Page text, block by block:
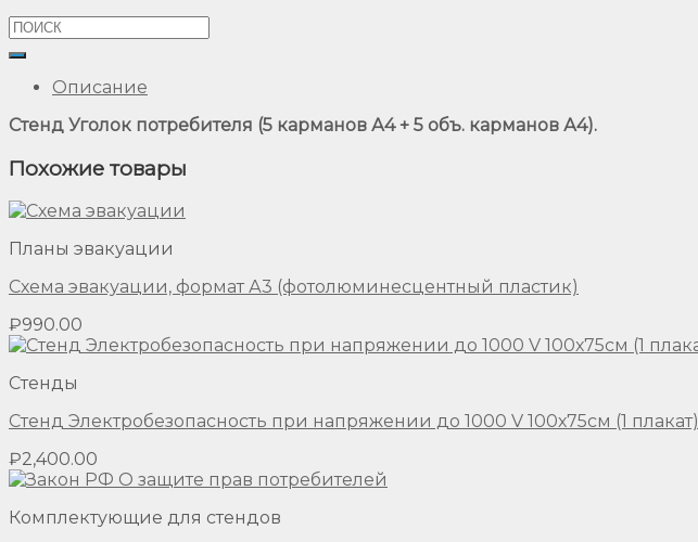
Описание
Стенд Уголок потребителя (5 карманов А4 + 5 объ. карманов А4).
Похожие товары
Планы эвакуации
Схема эвакуации, формат А3 (фотолюминесцентный пластик)
₽990.00
Стенды
Стенд Электробезопасность при напряжении до 1000 V 100х75см (1 плакат)
₽2,400.00
Комплектующие для стендов